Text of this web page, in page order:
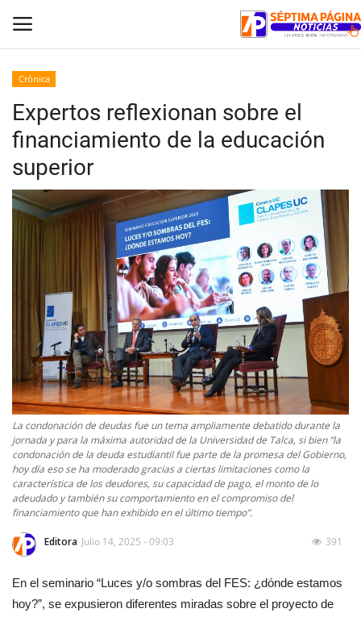
Inicio
Crónica
Policial
Tribunales
Política
Espectáculos
Crónica
Expertos reflexionan sobre el
financiamiento de la educación
superior
La condonación de deudas fue un tema ampliamente debatido durante la
jornada y para la máxima autoridad de la Universidad de Talca, si bien “la
condonación de la deuda estudiantil fue parte de la promesa del Gobierno,
hoy día eso se ha moderado gracias a ciertas limitaciones como la
característica de los deudores, su capacidad de pago, el monto de lo
adeudado y también su comportamiento en el compromiso del
financiamiento que han exhibido en el último tiempo”.
Editora Julio 14, 2025 - 09:03 391
En el seminario “Luces y/o sombras del FES: ¿dónde estamos
hoy?”, se expusieron diferentes miradas sobre el proyecto de